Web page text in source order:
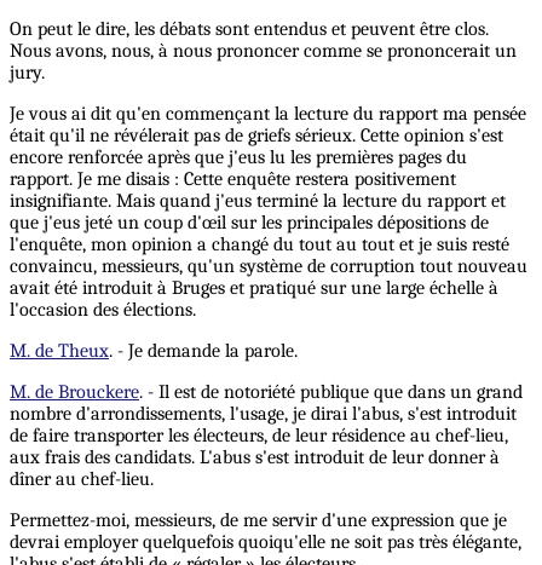
On peut le dire, les débats sont entendus et peuvent être clos.
Nous avons, nous, à nous prononcer comme se prononcerait un
jury.
Je vous ai dit qu'en commençant la lecture du rapport ma pensée
était qu'il ne révélerait pas de griefs sérieux. Cette opinion s'est
encore renforcée après que j'eus lu les premières pages du
rapport. Je me disais : Cette enquête restera positivement
insignifiante. Mais quand j'eus terminé la lecture du rapport et
que j'eus jeté un coup d'œil sur les principales dépositions de
l'enquête, mon opinion a changé du tout au tout et je suis resté
convaincu, messieurs, qu'un système de corruption tout nouveau
avait été introduit à Bruges et pratiqué sur une large échelle à
l'occasion des élections.
M. de Theux. - Je demande la parole.
M. de Brouckere. - Il est de notoriété publique que dans un grand
nombre d'arrondissements, l'usage, je dirai l'abus, s'est introduit
de faire transporter les électeurs, de leur résidence au chef-lieu,
aux frais des candidats. L'abus s'est introduit de leur donner à
dîner au chef-lieu.
Permettez-moi, messieurs, de me servir d'une expression que je
devrai employer quelquefois quoiqu'elle ne soit pas très élégante,